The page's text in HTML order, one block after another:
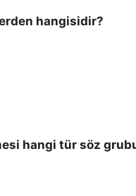
hangisidir?
hangi tür söz